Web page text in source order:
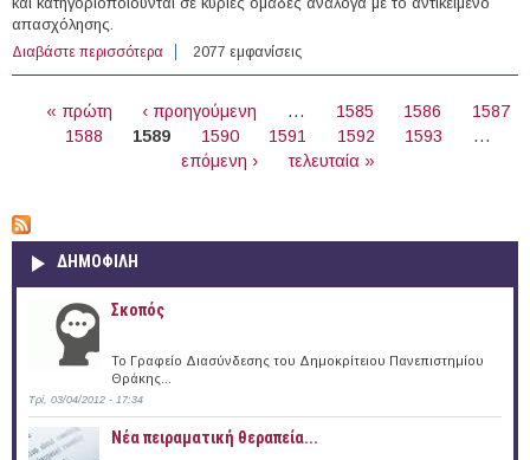
απασχόλησης.
Διαβάστε περισσότερα για 143 θέσεις εργασίας στον Ιδιωτικό Τομέα στην
Κύπρο (07/09/2016)
2077 εμφανίσεις
« πρώτη ‹ προηγούμενη … 1585 1586
1587
1588
1589 1590 1591 1592 1593
…
επόμενη ›
τελευταία »
ΔΗΜΟΦΙΛΗ
Σκοπός
Το Γραφείο Διασύνδεσης του Δημοκρίτειου Πανεπιστημίου
Θράκης...
Τρί, 03/04/2012 - 17:34
Νέα πειραματική θεραπεία...